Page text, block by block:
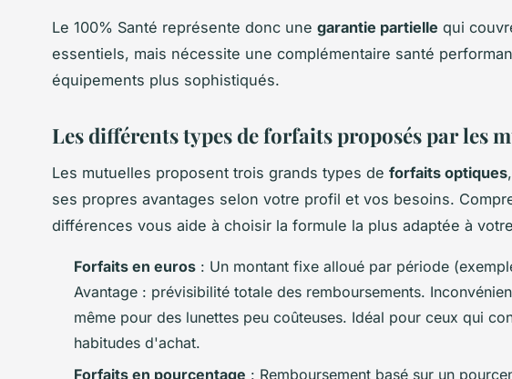
Le 100% Santé représente donc une garantie partielle qui
essentiels, mais nécessite une complémentaire santé
équipements plus sophistiqués.
Les différents types de forfaits proposés par les
Les mutuelles proposent trois grands types de forfaits optiques
ses propres avantages selon votre profil et vos besoins.
différences vous aide à choisir la formule la plus adaptée à
Forfaits en euros : Un montant fixe alloué par période
Avantage : prévisibilité totale des remboursements.
même pour des lunettes peu coûteuses. Idéal pour ceux qui
habitudes d'achat.
Forfaits en pourcentage : Remboursement basé sur un